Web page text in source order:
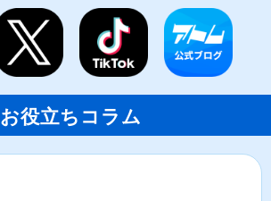
お役立ちコラム